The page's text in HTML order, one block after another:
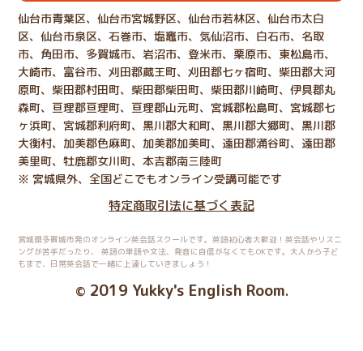
仙台市青葉区、仙台市宮城野区、仙台市若林区、仙台市太白
区、仙台市泉区、石巻市、塩竈市、気仙沼市、白石市、名取
市、角田市、多賀城市、岩沼市、登米市、栗原市、東松島市、
大崎市、富谷市、刈田郡蔵王町、刈田郡七ヶ宿町、柴田郡大河
原町、柴田郡村田町、柴田郡柴田町、柴田郡川崎町、伊具郡丸
森町、亘理郡亘理町、亘理郡山元町、宮城郡松島町、宮城郡七
ヶ浜町、宮城郡利府町、黒川郡大和町、黒川郡大郷町、黒川郡
大衡村、加美郡色麻町、加美郡加美町、遠田郡涌谷町、遠田郡
美里町、牡鹿郡女川町、本吉郡南三陸町
※ 宮城県外、全国どこでもオンライン受講可能です
特定商取引法に基づく表記
宮城県多賀城市発のオンライン英会話スクールです。英語初心者大歓迎！英会話やリスニ
ングが苦手だったり、
英語の単語や文法、発音に自信がなくてもOKです。大人から子ど
もまで、日常英会話で一緒に上達していきましょう！
© 2019 Yukky's English Room.